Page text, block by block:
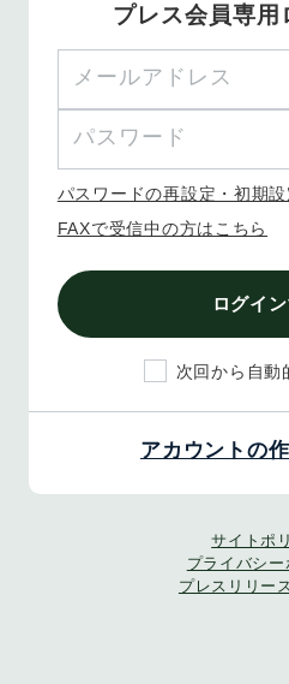
プレス会員専用
パスワードの再設定・初期
FAXで受信中の方はこちら
ログイ
次回から自動
アカウントの
サイトポ
プライバシー
プレスリリー